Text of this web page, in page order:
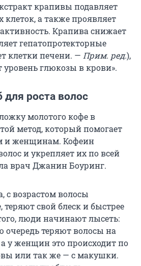
крапивы подавляет
а также проявляет
Крапива снижает
гепатопротекторные
клетки печени. — Прим. ред.),
уровень глюкозы в крови».
для роста волос
молотого кофе в
метод, который помогает
женщинам. Кофеин
и укрепляет их по всей
врач Джанин Боуринг.
с возрастом волосы
теряют свой блеск и быстрее
люди начинают лысеть:
теряют волосы на
у женщин это происходит по
или так же — с макушки.